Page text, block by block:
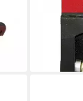
dreifarbig
ab 15,21
lieferbar -